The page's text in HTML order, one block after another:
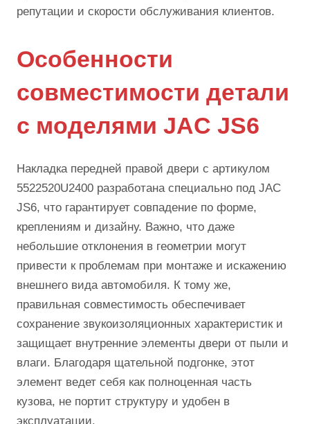
репутации и скорости обслуживания клиентов.
Особенности
совместимости детали
с моделями JAC JS6
Накладка передней правой двери с артикулом
5522520U2400 разработана специально под JAC
JS6, что гарантирует совпадение по форме,
креплениям и дизайну. Важно, что даже
небольшие отклонения в геометрии могут
привести к проблемам при монтаже и искажению
внешнего вида автомобиля. К тому же,
правильная совместимость обеспечивает
сохранение звукоизоляционных характеристик и
защищает внутренние элементы двери от пыли и
влаги. Благодаря щательной подгонке, этот
элемент ведет себя как полноценная часть
кузова, не портит структуру и удобен в
эксплуатации.